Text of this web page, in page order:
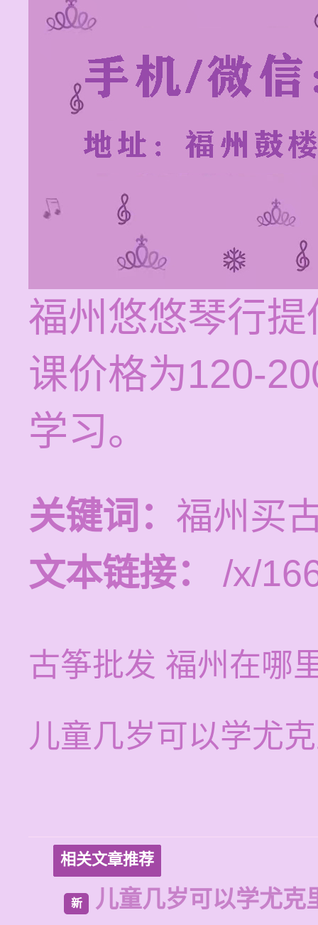
福州悠悠琴行
课价格为120-
学习。
关键词： 福州买
文本链接：
/x/
古筝批发 福州在哪
儿童几岁可以学尤
相关文章推荐
新 儿童几岁可以学尤克